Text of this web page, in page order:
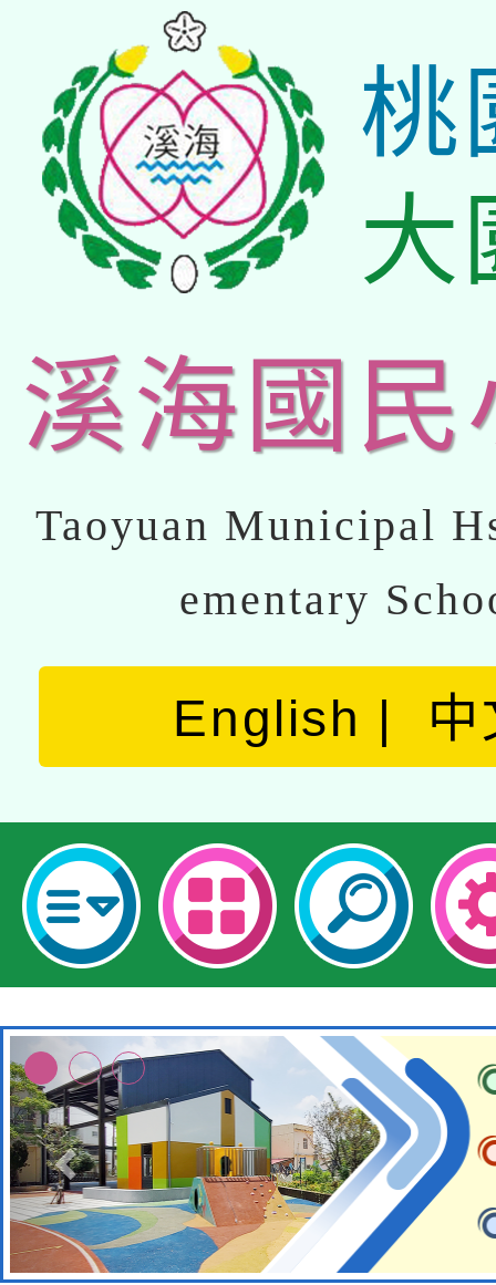
桃
大
溪海國民
Taoyuan Municipal
ementary
English 中
本校115學年度第2次